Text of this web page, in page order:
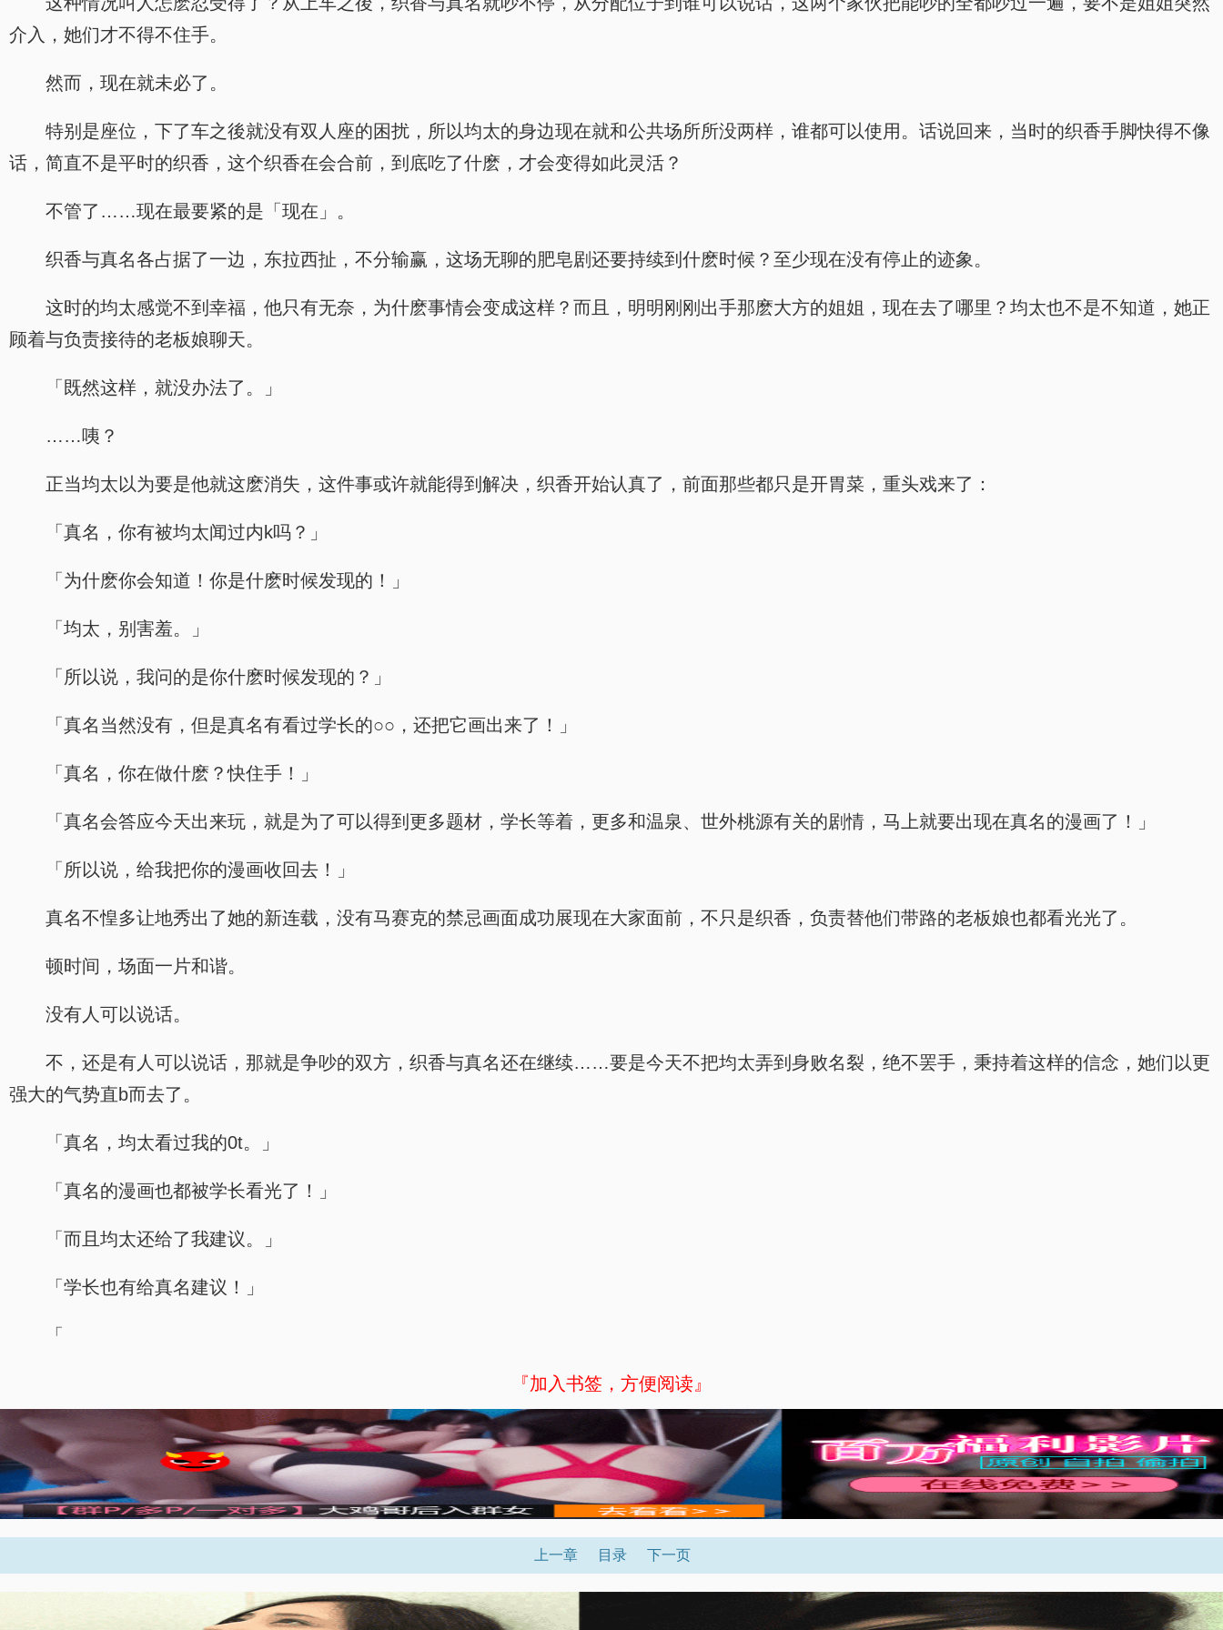
介入，她们才不得不住手。
然而，现在就未必了。
特别是座位，下了车之後就没有双人座的困扰，所以均太的身边现在就和公共场所所没两样，谁都可以使用。话说回来，当时的织香手脚快得不像
话，简直不是平时的织香，这个织香在会合前，到底吃了什麽，才会变得如此灵活？
不管了……现在最要紧的是「现在」。
织香与真名各占据了一边，东拉西扯，不分输赢，这场无聊的肥皂剧还要持续到什麽时候？至少现在没有停止的迹象。
这时的均太感觉不到幸福，他只有无奈，为什麽事情会变成这样？而且，明明刚刚出手那麽大方的姐姐，现在去了哪里？均太也不是不知道，她正
顾着与负责接待的老板娘聊天。
「既然这样，就没办法了。」
……咦？
正当均太以为要是他就这麽消失，这件事或许就能得到解决，织香开始认真了，前面那些都只是开胃菜，重头戏来了：
「真名，你有被均太闻过内k吗？」
「为什麽你会知道！你是什麽时候发现的！」
「均太，别害羞。」
「所以说，我问的是你什麽时候发现的？」
「真名当然没有，但是真名有看过学长的○○，还把它画出来了！」
「真名，你在做什麽？快住手！」
「真名会答应今天出来玩，就是为了可以得到更多题材，学长等着，更多和温泉、世外桃源有关的剧情，马上就要出现在真名的漫画了！」
「所以说，给我把你的漫画收回去！」
真名不惶多让地秀出了她的新连载，没有马赛克的禁忌画面成功展现在大家面前，不只是织香，负责替他们带路的老板娘也都看光光了。
顿时间，场面一片和谐。
没有人可以说话。
不，还是有人可以说话，那就是争吵的双方，织香与真名还在继续……要是今天不把均太弄到身败名裂，绝不罢手，秉持着这样的信念，她们以更
强大的气势直b而去了。
「真名，均太看过我的0t。」
「真名的漫画也都被学长看光了！」
「而且均太还给了我建议。」
「学长也有给真名建议！」
「
『加入书签，方便阅读』
上一章 目录 下一页